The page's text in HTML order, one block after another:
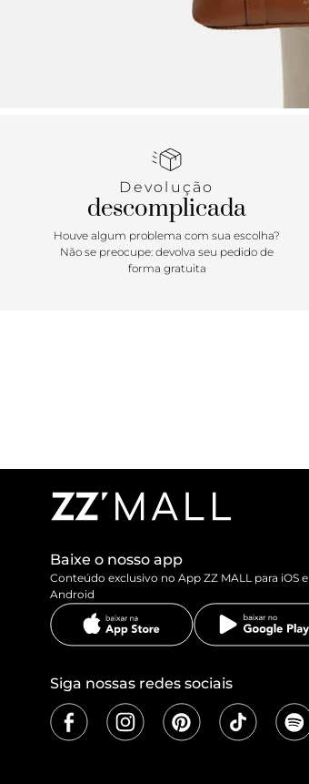
Devolução
descomplicada
Houve algum problema com sua escolha?
Não se preocupe: devolva seu pedido de
forma gratuita
Baixe o nosso app
Conteúdo exclusivo no App ZZ MALL para iOS e
Android
Siga nossas redes sociais